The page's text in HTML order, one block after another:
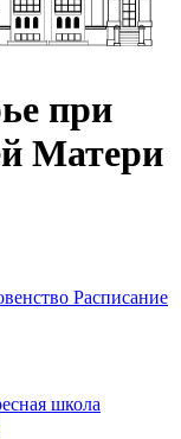
при
Матери
Расписание
школа